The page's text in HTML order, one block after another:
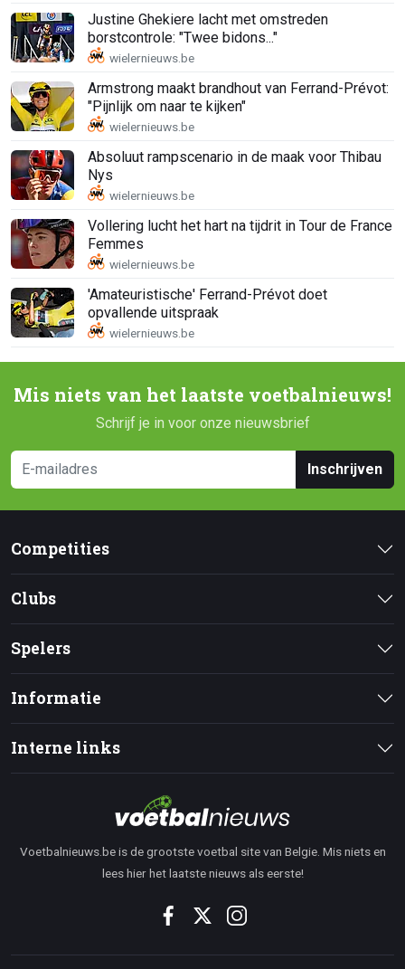
Justine Ghekiere lacht met omstreden
borstcontrole: "Twee bidons..."
Armstrong maakt brandhout van Ferrand-Prévot:
"Pijnlijk om naar te kijken"
Absoluut rampscenario in de maak voor Thibau
Nys
Vollering lucht het hart na tijdrit in Tour de France
Femmes
'Amateuristische' Ferrand-Prévot doet
opvallende uitspraak
Mis niets van het laatste voetbalnieuws!
Schrijf je in voor onze nieuwsbrief
Inschrijven
Competities
Clubs
Spelers
Informatie
Interne links
Voetbalnieuws.be is de grootste voetbal site van Belgie. Mis niets en
lees hier het laatste nieuws als eerste!